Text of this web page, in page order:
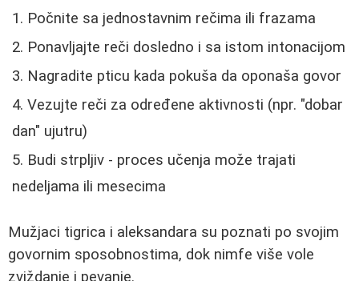
Počnite sa jednostavnim rečima ili frazama
Ponavljajte reči dosledno i sa istom intonacijom
Nagradite pticu kada pokuša da oponaša govor
Vezujte reči za određene aktivnosti (npr. "dobar
dan" ujutru)
Budi strpljiv - proces učenja može trajati
nedeljama ili mesecima
Mužjaci tigrica i aleksandara su poznati po svojim
govornim sposobnostima, dok nimfe više vole
zviždanje i pevanje.